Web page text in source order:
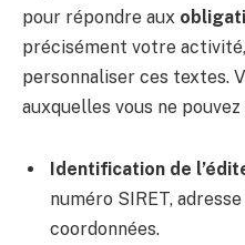
pour répondre aux
précisément votre
personnaliser ces textes.
auxquelles vous ne
Identification de
numéro SIRET,
coordonnées.